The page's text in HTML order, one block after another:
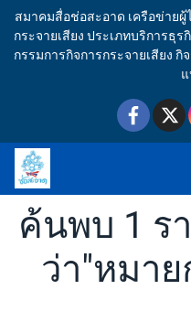
สมาคมสื่อช่อสะอาด เครือข่าย
กระจายเสียง ประเภทบริการธุ
กรรมการกิจการกระจายเสียง
ค้นพบ 1 ร
ว่า"หมา